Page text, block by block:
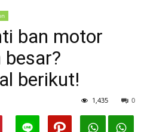
ban motor
berikut!
0
1,435